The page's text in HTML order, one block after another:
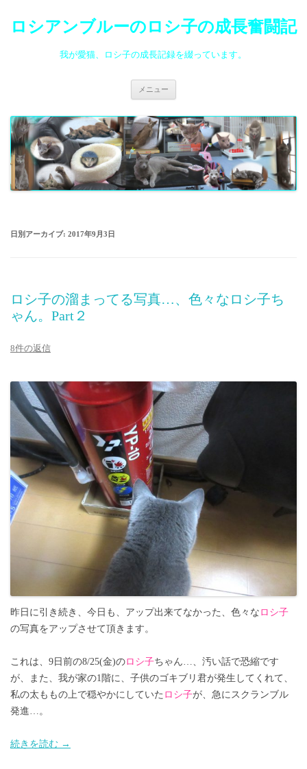
ロシアンブルーのロシ子の成長奮闘記
我が愛猫、ロシ子の成長記録を綴っています。
メニュー
ツ
へ
ス
キ
ッ
プ
日別アーカイブ: 2017年9月3日
ロシ子の溜まってる写真…、色々なロシ子ち
ゃん。Part２
8件の返信
昨日に引き続き、今日も、アップ出来てなかった、色々な ロシ子
の写真をアップさせて頂きます。
これは、9日前の8/25(金)のロシ子ちゃん…、汚い話で恐縮です
が、また、我が家の1階に、子供のゴキブリ君が発生してくれて、
私の太ももの上で穏やかにしていた ロシ子が、急にスクランブル
発進…。
続きを読む →